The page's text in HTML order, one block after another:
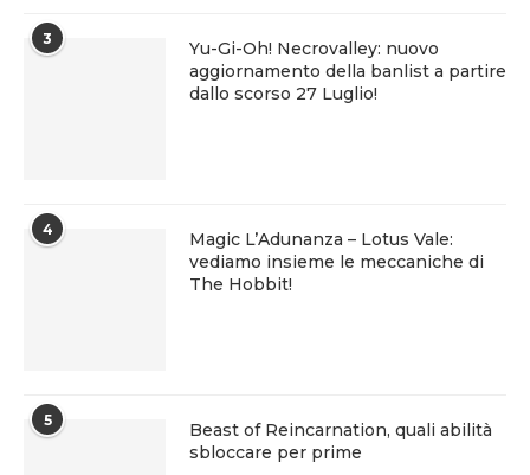
3
Yu-Gi-Oh! Necrovalley: nuovo
aggiornamento della banlist a partire
dallo scorso 27 Luglio!
4
Magic L’Adunanza – Lotus Vale:
vediamo insieme le meccaniche di
The Hobbit!
5
Beast of Reincarnation, quali abilità
sbloccare per prime